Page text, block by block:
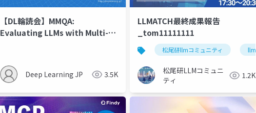
【DL輪読会】MMQA:
Evaluating LLMs with Multi-
Deep Learning JP 3.5K
LLMATCH最終成果報告
_tom11111111
松尾研llmコミュニティ
松尾研LLMコミュニ
ティ
1.2K